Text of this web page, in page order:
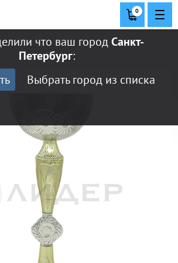
что ваш городСанкт-
Петербург:
Выбрать город из списка
0